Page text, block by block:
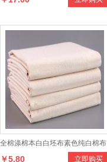
全棉涤棉本白白坯布素色纯白棉布
立即购买
￥5.80